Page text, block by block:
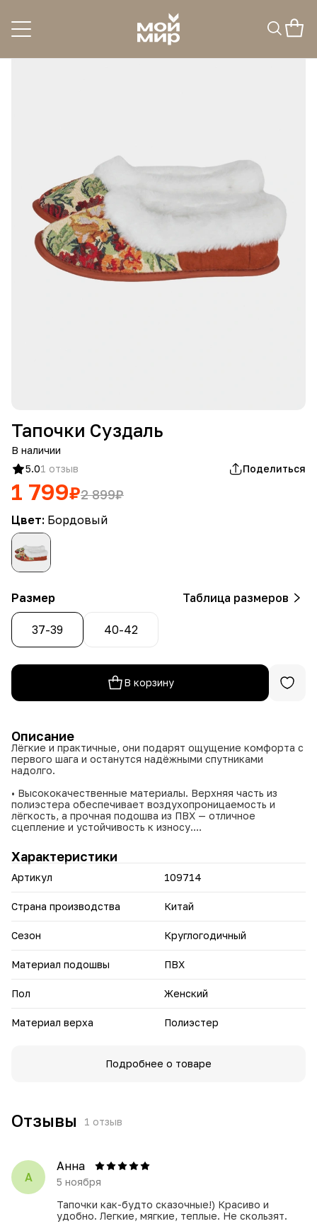
Тапочки Суздаль
В наличии
5.01 отзыв Поделиться
1 799₽2 899₽
Цвет: Бордовый
Размер Таблица размеров
37-39 40-42
В корзину
Описание
Лёгкие и практичные, они подарят ощущение комфорта с
первого шага и останутся надёжными спутниками
надолго.
• Высококачественные материалы. Верхняя часть из
полиэстера обеспечивает воздухопроницаемость и
лёгкость, а прочная подошва из ПВХ — отличное
сцепление и устойчивость к износу.
сочетается с практичностью: бабуши легко надевать и
снимать.
• Универсальный цвет. Коричневый оттенок гармонично
впишется в разные образы — от домашнего уюта до
• Универсальность применения. Подойдут и для отдыха
• Комфорт на весь день. Благодаря удачной конструкции
и материалам ноги не устают — наслаждайтесь каждым
Бабуши «Суздаль» подчеркнут вашу индивидуальность и
гардеробе. Выбирайте качество и элегантность —
Характеристики
Артикул 109714
Страна производства Китай
Сезон Круглогодичный
Материал подошвы ПВХ
Пол Женский
Материал верха Полиэстер
Подробнее о товаре
Отзывы 1 отзыв
А
Анна
5 ноября
Тапочки как-будто сказочные!) Красиво и
удобно. Легкие, мягкие, теплые. Не скользят.